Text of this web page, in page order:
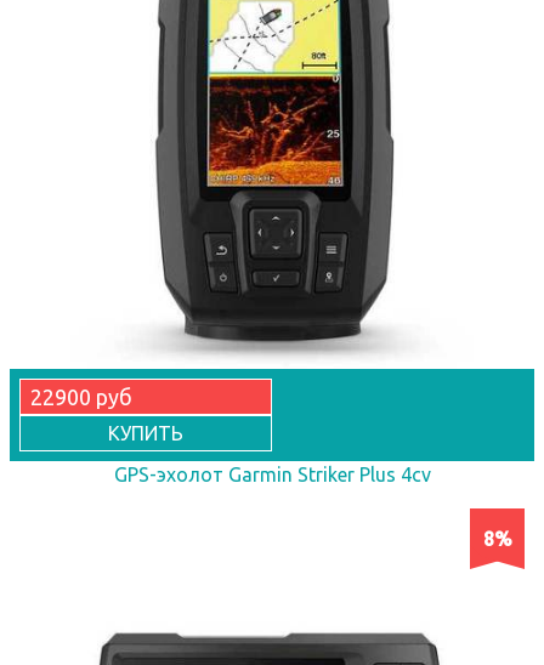
22900 руб
КУПИТЬ
GPS-эхолот Garmin Striker Plus 4cv
8%